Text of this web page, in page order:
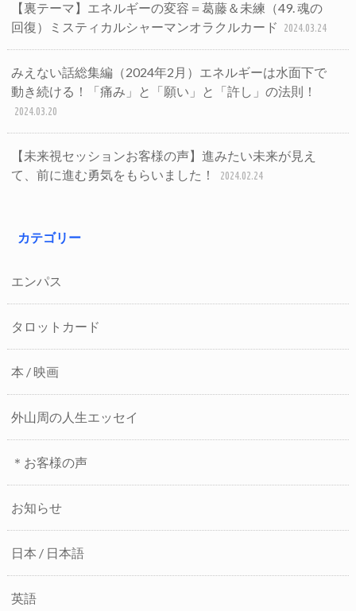
【裏テーマ】エネルギーの変容＝葛藤＆未練（49. 魂の
回復）ミスティカルシャーマンオラクルカード
2024.03.24
みえない話総集編（2024年2月）エネルギーは水面下で
動き続ける！「痛み」と「願い」と「許し」の法則！
2024.03.20
【未来視セッションお客様の声】進みたい未来が見え
て、前に進む勇気をもらいました！
2024.02.24
カテゴリー
エンパス
タロットカード
本 / 映画
外山周の人生エッセイ
＊お客様の声
お知らせ
日本 / 日本語
英語